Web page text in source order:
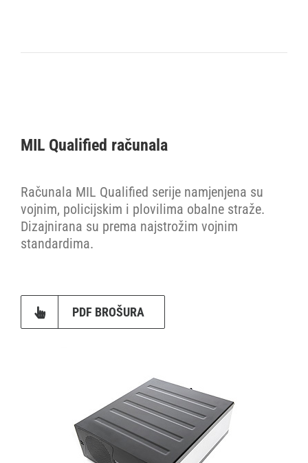
MIL Qualified računala
Računala MIL Qualified serije namjenjena su
vojnim, policijskim i plovilima obalne straže.
Dizajnirana su prema najstrožim vojnim
standardima.
PDF BROŠURA